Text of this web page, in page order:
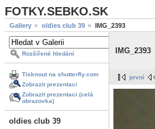
FOTKY.SEBKO.SK
Gallery oldies club 39 IMG_2393
Rozšířené hledání
Tisknout na shutterfly.com
Zobrazit prezentaci
Zobrazit prezentaci (celá
obrazovka)
oldies club 39
IMG_2393
první